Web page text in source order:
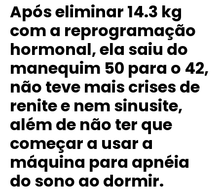
Após eliminar 14.3 kg
com a reprogramação
hormonal, ela saiu do
manequim 50 para o 42,
não teve mais crises de
renite e nem sinusite,
além de não ter que
começar a usar a
máquina para apnéia
do sono ao dormir.